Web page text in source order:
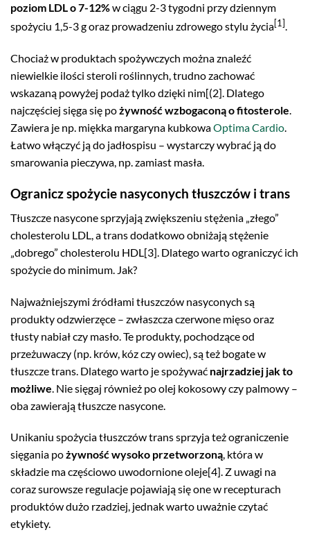
poziom LDL o 7-12%w ciągu 2-3 tygodni przy dziennym
spożyciu 1,5-3 g oraz prowadzeniu zdrowego stylu życia[1].
Chociaż w produktach spożywczych można znaleźć
niewielkie ilości steroli roślinnych, trudno zachować
wskazaną powyżej podaż tylko dzięki nim[(2]. Dlatego
najczęściej sięga się pożywność wzbogaconą o fitosterole.
Zawiera je np. miękka margaryna kubkowaOptima Cardio.
Łatwo włączyć ją do jadłospisu – wystarczy wybrać ją do
smarowania pieczywa, np. zamiast masła.
Ogranicz spożycie nasyconych tłuszczów i trans
Tłuszcze nasycone sprzyjają zwiększeniu stężenia „złego”
cholesterolu LDL, a trans dodatkowo obniżają stężenie
„dobrego” cholesterolu HDL[3]. Dlatego warto ograniczyć ich
spożycie do minimum. Jak?
Najważniejszymi źródłami tłuszczów nasyconych są
produkty odzwierzęce – zwłaszcza czerwone mięso oraz
tłusty nabiał czy masło. Te produkty, pochodzące od
przeżuwaczy (np. krów, kóz czy owiec), są też bogate w
tłuszcze trans. Dlatego warto je spożywać najrzadziej jak to
możliwe . Nie sięgaj również po olej kokosowy czy palmowy –
oba zawierają tłuszcze nasycone.
Unikaniu spożycia tłuszczów trans sprzyja też ograniczenie
sięgania pożywność wysoko przetworzoną, która w
składzie ma częściowo uwodornione oleje[4]. Z uwagi na
coraz surowsze regulacje pojawiają się one w recepturach
produktów dużo rzadziej, jednak warto uważnie czytać
etykiety.